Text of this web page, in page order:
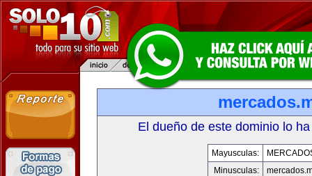
El dueño de este dominio lo
Mayusculas:
Minusculas: